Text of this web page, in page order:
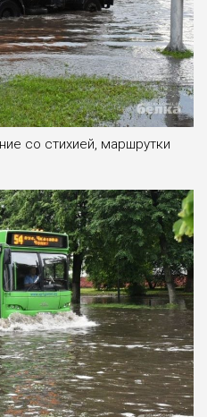
со стихией, маршрутки